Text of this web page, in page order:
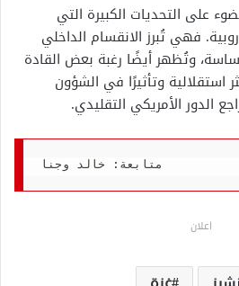
على التحديات الكبيرة التي
فهي تُبرز الانقسام الداخلي
وتُظهر أيضًا رغبة بعض القادة
استقلالية وتأثيرًا في الشؤون
الدور الأمريكي التقليدي.
متابعة: خالد وجنا
اعلان